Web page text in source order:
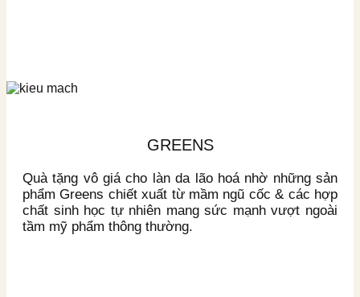
GREENS
Quà tặng vô giá cho làn da lão hoá nhờ những sản
phẩm Greens chiết xuất từ mầm ngũ cốc & các hợp
chất sinh học tự nhiên mang sức mạnh vượt ngoài
tầm mỹ phẩm thông thường.